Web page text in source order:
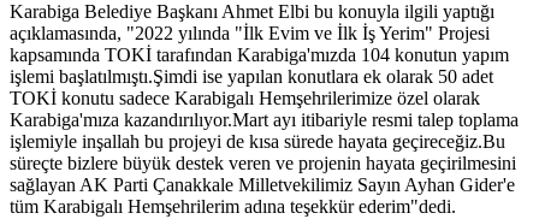
Karabiga Belediye Başkanı Ahmet Elbi bu konuyla ilgili yaptığı
açıklamasında, "2022 yılında "İlk Evim ve İlk İş Yerim" Projesi
kapsamında TOKİ tarafından Karabiga'mızda 104 konutun yapım
işlemi başlatılmıştı.Şimdi ise yapılan konutlara ek olarak 50 adet
TOKİ konutu sadece Karabigalı Hemşehrilerimize özel olarak
Karabiga'mıza kazandırılıyor.Mart ayı itibariyle resmi talep toplama
işlemiyle inşallah bu projeyi de kısa sürede hayata geçireceğiz.Bu
süreçte bizlere büyük destek veren ve projenin hayata geçirilmesini
sağlayan AK Parti Çanakkale Milletvekilimiz Sayın Ayhan Gider'e
tüm Karabigalı Hemşehrilerim adına teşekkür ederim"dedi.